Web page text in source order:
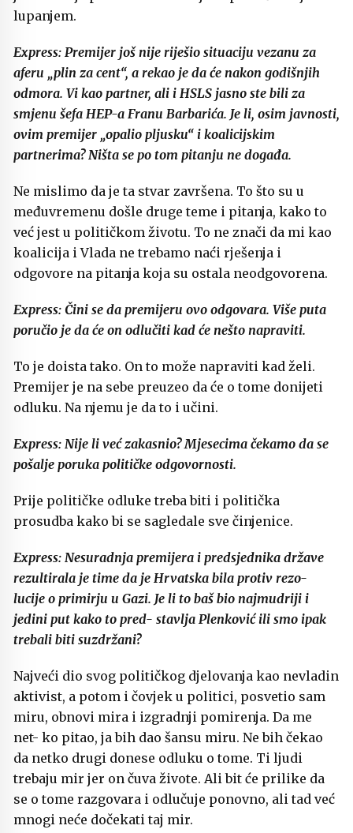
lupanjem.
Express: Premijer još nije riješio situaciju vezanu za
aferu „plin za cent“, a rekao je da će nakon godišnjih
odmora. Vi kao partner, ali i HSLS jasno ste bili za
smjenu šefa HEP-a Franu Barbarića. Je li, osim javnosti,
ovim premijer „opalio pljusku“ i koalicijskim
partnerima? Ništa se po tom pitanju ne događa.
Ne mislimo da je ta stvar završena. To što su u
međuvremenu došle druge teme i pitanja, kako to
već jest u političkom životu. To ne znači da mi kao
koalicija i Vlada ne trebamo naći rješenja i
odgovore na pitanja koja su ostala neodgovorena.
Express: Čini se da premijeru ovo odgovara. Više puta
poručio je da će on odlučiti kad će nešto napraviti.
To je doista tako. On to može napraviti kad želi.
Premijer je na sebe preuzeo da će o tome donijeti
odluku. Na njemu je da to i učini.
Express: Nije li već zakasnio? Mjesecima čekamo da se
pošalje poruka političke odgovornosti.
Prije političke odluke treba biti i politička
prosudba kako bi se sagledale sve činjenice.
Express: Nesuradnja premijera i predsjednika države
rezultirala je time da je Hrvatska bila protiv rezo-
lucije o primirju u Gazi. Je li to baš bio najmudriji i
jedini put kako to pred- stavlja Plenković ili smo ipak
trebali biti suzdržani?
Najveći dio svog političkog djelovanja kao nevladin
aktivist, a potom i čovjek u politici, posvetio sam
miru, obnovi mira i izgradnji pomirenja. Da me
net- ko pitao, ja bih dao šansu miru. Ne bih čekao
da netko drugi donese odluku o tome. Ti ljudi
trebaju mir jer on čuva živote. Ali bit će prilike da
se o tome razgovara i odlučuje ponovno, ali tad već
mnogi neće dočekati taj mir.